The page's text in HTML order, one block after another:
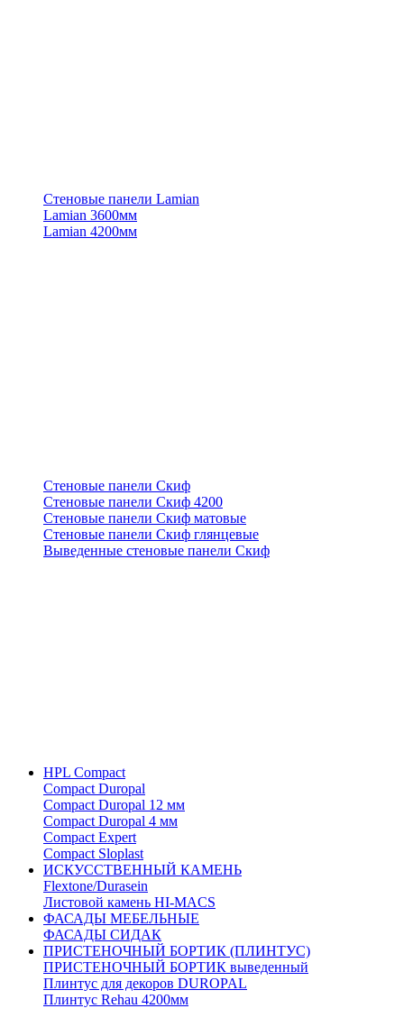
Стеновые панели Lamian
Lamian 3600мм
Lamian 4200мм
Стеновые панели Скиф
Стеновые панели Скиф 4200
Стеновые панели Скиф матовые
Стеновые панели Скиф глянцевые
Выведенные стеновые панели Скиф
HPL Compact
Compact Duropal
Compact Duropal 12 мм
Compact Duropal 4 мм
Compact Expert
Compact Sloplast
ИСКУССТВЕННЫЙ КАМЕНЬ
Flextone/Durasein
Листовой камень HI-MACS
ФАСАДЫ МЕБЕЛЬНЫЕ
ФАСАДЫ СИДАК
ПРИСТЕНОЧНЫЙ БОРТИК (ПЛИНТУС)
ПРИСТЕНОЧНЫЙ БОРТИК выведенный
Плинтус для декоров DUROPAL
Плинтус Rehau 4200мм